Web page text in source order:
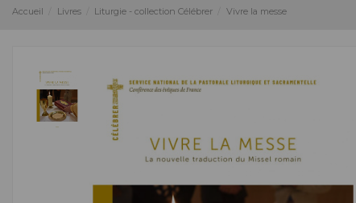
Accueil Livres Liturgie - collection Célébrer Vivre la messe